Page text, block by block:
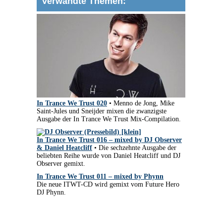
In Trance We Trust 020 • Menno de Jong, Mike
Saint-Jules und Sneijder mixen die zwanzigste
Ausgabe der In Trance We Trust Mix-Compilation.
In Trance We Trust 016 – mixed by DJ Observer
& Daniel Heatcliff • Die sechzehnte Ausgabe der
beliebten Reihe wurde von Daniel Heatcliff und DJ
Observer gemixt.
In Trance We Trust 011 – mixed by Phynn
Die neue ITWT-CD wird gemixt vom Future Hero
DJ Phynn.